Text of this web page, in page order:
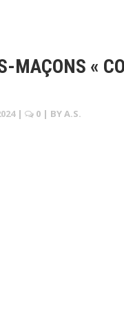
MAÇONS «
| 0 | BYA.S.